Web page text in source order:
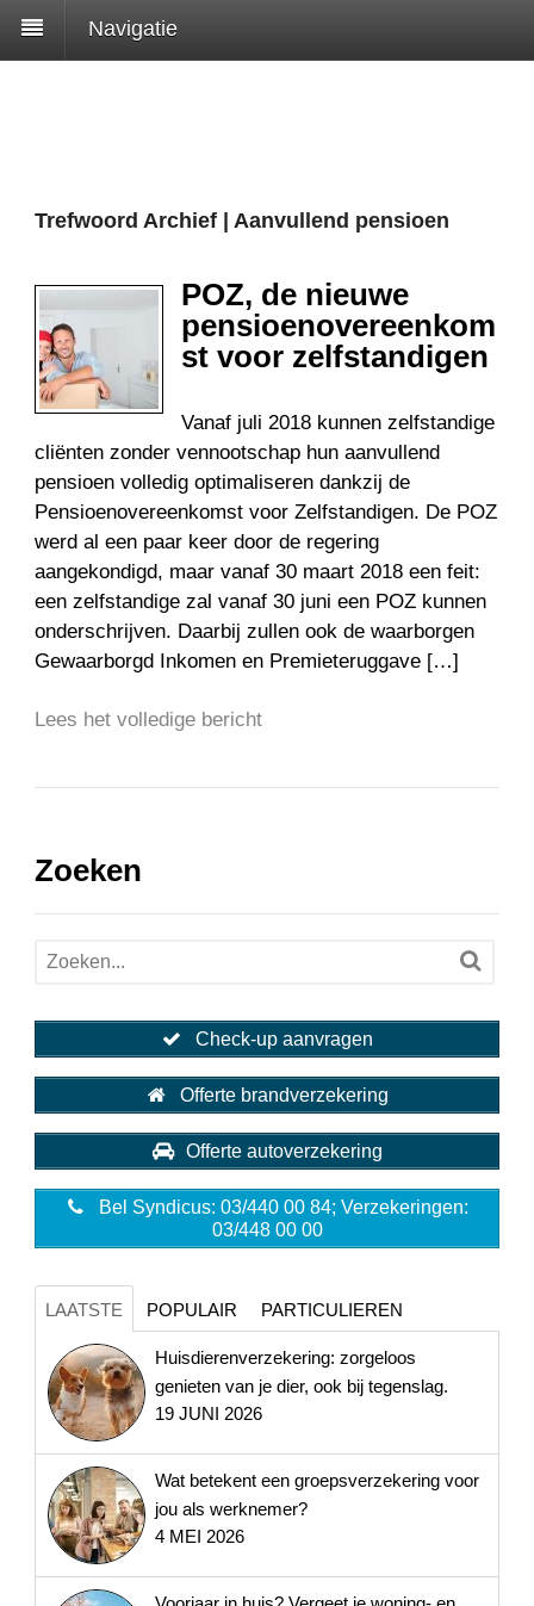
Navigatie
Trefwoord Archief | Aanvullend pensioen
POZ, de nieuwe
pensioenovereenkom
st voor zelfstandigen
Vanaf juli 2018 kunnen zelfstandige
cliënten zonder vennootschap hun aanvullend
pensioen volledig optimaliseren dankzij de
Pensioenovereenkomst voor Zelfstandigen. De POZ
werd al een paar keer door de regering
aangekondigd, maar vanaf 30 maart 2018 een feit:
een zelfstandige zal vanaf 30 juni een POZ kunnen
onderschrijven. Daarbij zullen ook de waarborgen
Gewaarborgd Inkomen en Premieteruggave […]
Lees het volledige bericht
Zoeken
Check-up aanvragen
Offerte brandverzekering
Offerte autoverzekering
Bel Syndicus: 03/440 00 84; Verzekeringen:
03/448 00 00
LAATSTE POPULAIR PARTICULIEREN
Huisdierenverzekering: zorgeloos
genieten van je dier, ook bij tegenslag.
19 JUNI 2026
Wat betekent een groepsverzekering voor
jou als werknemer?
4 MEI 2026